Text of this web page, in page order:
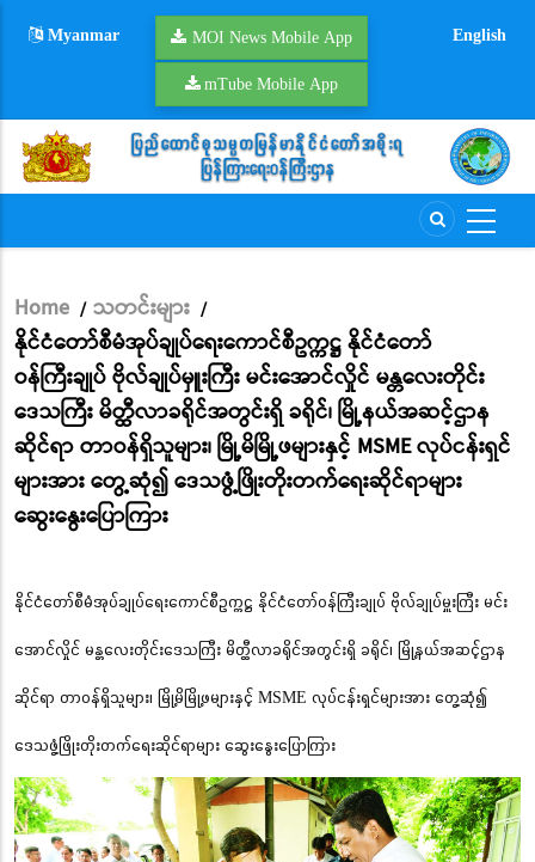
Myanmar MOI News Mobile App
mTube Mobile App
English
Breadcrumb
Home / သတင်းများ /
နိုင်ငံတော်စီမံအုပ်ချုပ်ရေးကောင်စီဥက္ကဋ္ဌ နိုင်ငံတော်
ဝန်ကြီးချုပ် ဗိုလ်ချုပ်မှူးကြီး မင်းအောင်လှိုင် မန္တလေးတိုင်း
ဒေသကြီး မိတ္ထီလာခရိုင်အတွင်းရှိ ခရိုင်၊ မြို့နယ်အဆင့်ဌာန
ဆိုင်ရာ တာဝန်ရှိသူများ၊ မြို့မိမြို့ဖများနှင့် MSME လုပ်ငန်းရှင်
များအား တွေ့ဆုံ၍ ဒေသဖွံ့ဖြိုးတိုးတက်ရေးဆိုင်ရာများ
ဆွေးနွေးပြောကြား
နိုင်ငံတော်စီမံအုပ်ချုပ်ရေးကောင်စီဥက္ကဋ္ဌ နိုင်ငံတော်ဝန်ကြီးချုပ် ဗိုလ်ချုပ်မှူးကြီး မင်း
အောင်လှိုင် မန္တလေးတိုင်းဒေသကြီး မိတ္ထီလာခရိုင်အတွင်းရှိ ခရိုင်၊ မြို့နယ်အဆင့်ဌာန
ဆိုင်ရာ တာဝန်ရှိသူများ၊ မြို့မိမြို့ဖများနှင့် MSME လုပ်ငန်းရှင်များအား တွေ့ဆုံ၍
ဒေသဖွံ့ဖြိုးတိုးတက်ရေးဆိုင်ရာများ ဆွေးနွေးပြောကြား